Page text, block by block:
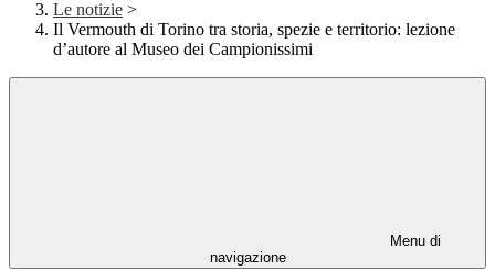
Le notizie >
Il Vermouth di Torino tra storia, spezie e territorio: lezione
d’autore al Museo dei Campionissimi
Menu di
navigazione